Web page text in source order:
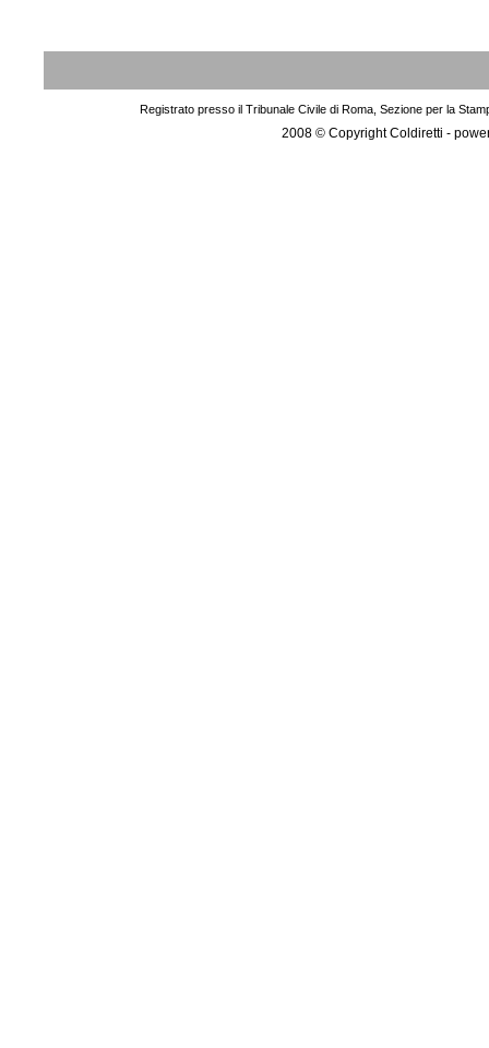
Registrato presso il Tribunale Civile di Roma, Sezione per la
2008 © Copyright Coldiretti -